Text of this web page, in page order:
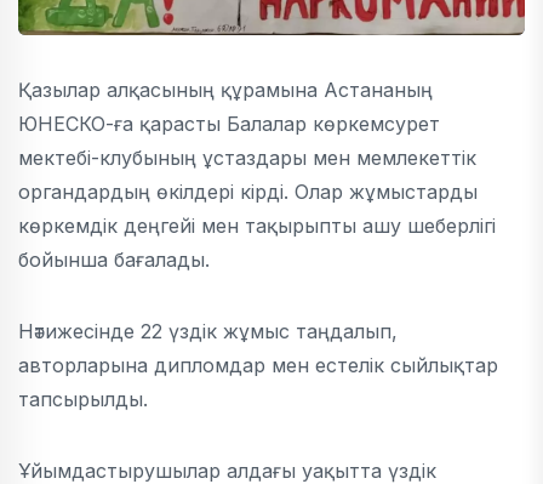
Қазылар алқасының құрамына Астананың
ЮНЕСКО-ға қарасты Балалар көркемсурет
мектебі-клубының ұстаздары мен мемлекеттік
органдардың өкілдері кірді. Олар жұмыстарды
көркемдік деңгейі мен тақырыпты ашу шеберлігі
бойынша бағалады.
Нәтижесінде 22 үздік жұмыс таңдалып,
авторларына дипломдар мен естелік сыйлықтар
тапсырылды.
Ұйымдастырушылар алдағы уақытта үздік